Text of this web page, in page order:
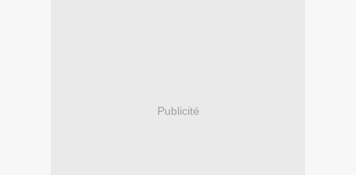
Publicité